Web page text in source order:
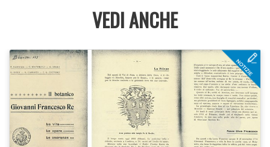
VEDI ANCHE